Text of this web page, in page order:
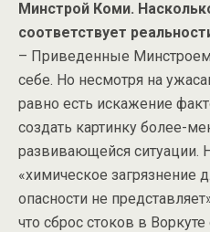
Минстрой Коми.
соответствует
– Приведенные
себе. Но несмотря на
равно есть искажение
создать картинку более-
развивающейся ситуации.
«химическое загрязнение
опасности не
что сброс стоков в